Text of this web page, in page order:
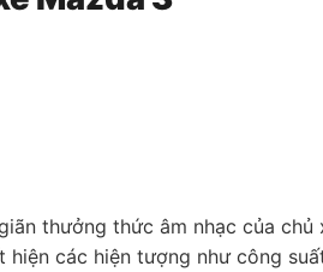
thưởng thức âm nhạc của chủ
các hiện tượng như công